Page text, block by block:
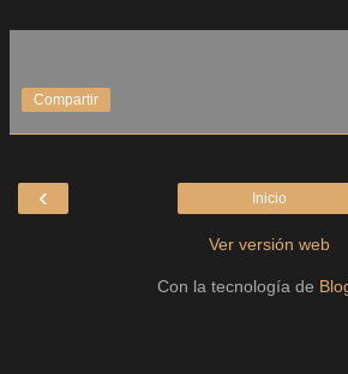
Compartir
‹ Inicio
Ver versión web
Con la tecnología de